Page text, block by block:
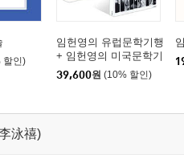
할인)
임헌영의 유럽문학기행
+ 임헌영의 미국문학기
행 세트
39,600원 (10% 할인)
泳禧)